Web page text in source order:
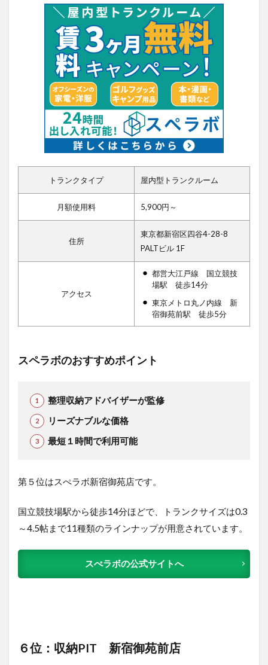
トランクタイプ 屋内型トランクルーム
月額使用料 5,900円～
住所
東京都新宿区四谷4-28-8
PALTビル 1F
アクセス
都営大江戸線 国立競技
場駅 徒歩14分
東京メトロ丸ノ内線 新
宿御苑前駅 徒歩5分
スペラボのおすすめポイント
整理収納アドバイザーが監修
リーズナブルな価格
最短１時間で利用可能
第５位はスぺラボ新宿御苑店です。
国立競技場駅から徒歩14分ほどで、トランクサイズは0.3
～4.5帖まで11種類のラインナップが用意されています。
スぺラボの公式サイトへ
６位：収納PIT 新宿御苑前店